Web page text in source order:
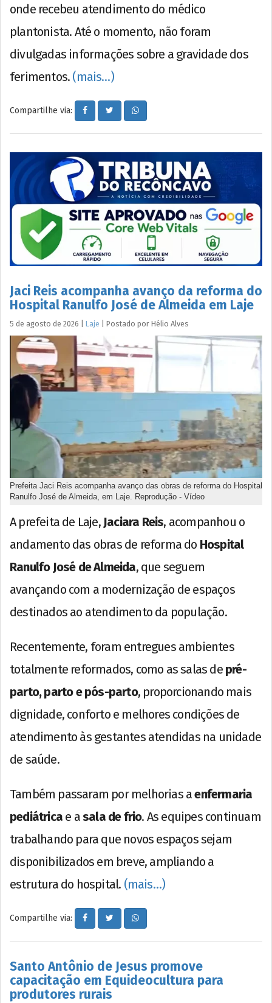
onde recebeu atendimento do médico
plantonista. Até o momento, não foram
divulgadas informações sobre a gravidade dos
ferimentos. (mais…)
Compartilhe via:
Jaci Reis acompanha avanço da reforma do
Hospital Ranulfo José de Almeida em Laje
5 de agosto de 2026 Laje Postado por Hélio Alves
Prefeita Jaci Reis acompanha avanço das obras de reforma do Hospital
Ranulfo José de Almeida, em Laje. Reprodução - Vídeo
A prefeita de Laje, Jaciara Reis, acompanhou o
andamento das obras de reforma do Hospital
Ranulfo José de Almeida, que seguem
avançando com a modernização de espaços
destinados ao atendimento da população.
Recentemente, foram entregues ambientes
totalmente reformados, como as salas de pré-
parto, parto e pós-parto, proporcionando mais
dignidade, conforto e melhores condições de
atendimento às gestantes atendidas na unidade
de saúde.
Também passaram por melhorias aenfermaria
pediátrica e asala de frio. As equipes continuam
trabalhando para que novos espaços sejam
disponibilizados em breve, ampliando a
estrutura do hospital. (mais…)
Compartilhe via:
Santo Antônio de Jesus promove
capacitação em Equideocultura para
produtores rurais